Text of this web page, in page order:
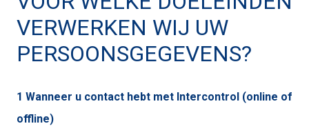
VERWERKEN WIJ UW
PERSOONSGEGEVENS?
1 Wanneer u contact hebt met Intercontrol (online of
offline)